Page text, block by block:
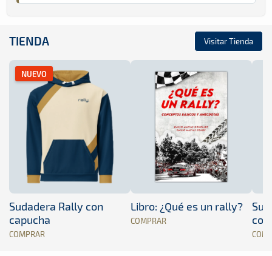
TIENDA Visitar Tienda
NUEVO
Sudadera Rally con
capucha
COMPRAR
Libro: ¿Qué es un rally?
COMPRAR